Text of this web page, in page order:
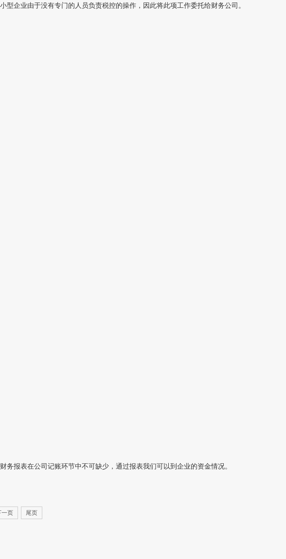
企业由于没有专门的人员负责税控的操作，因此将此项工作委托给财务公司。
报表在公司记账环节中不可缺少，通过报表我们可以到企业的资金情况。
一页 尾页